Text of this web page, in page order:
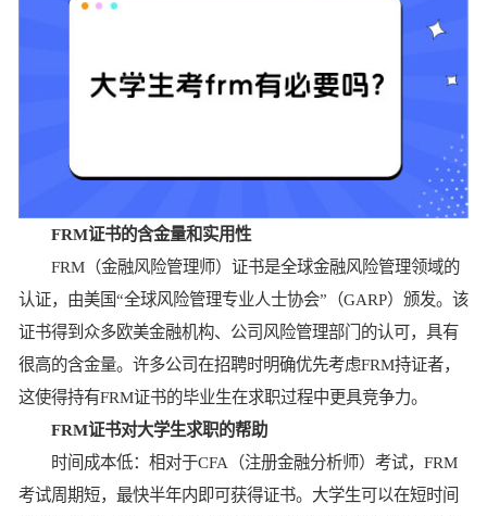
FRM证书的含金量和实用性
FRM（金融风险管理师）证书是全球金融风险管理领域的
认证，由美国“全球风险管理专业人士协会”（GARP）颁发。该
证书得到众多欧美金融机构、公司风险管理部门的认可，具有
很高的含金量。许多公司在招聘时明确优先考虑FRM持证者，
这使得持有FRM证书的毕业生在求职过程中更具竞争力。
FRM证书对大学生求职的帮助
‌时间成本低‌：相对于CFA（注册金融分析师）考试，FRM
考试周期短，最快半年内即可获得证书。大学生可以在短时间